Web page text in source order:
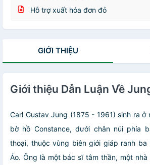
Hỗ trợ xuất hóa đơn đỏ
GIỚI THIỆU
Giới thiệu Dẫn Luận Về
Carl Gustav Jung (1875 - 1961) sinh ra ở
bờ hồ Constance, dưới chân núi phía
thoại, thuộc vùng biên giới giáp ranh
Áo. Ông là một bác sĩ tâm thần, một